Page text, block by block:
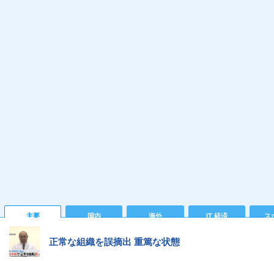
主要 国内 海外 IT 経済 ス
正常な組織を誤摘出 重篤な状態